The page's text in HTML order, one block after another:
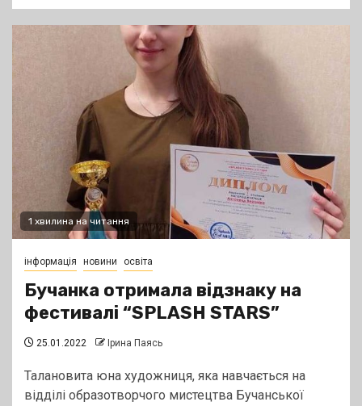
1 хвилина на читання
інформація новини освіта
Бучанка отримала відзнаку на
фестивалі “SPLASH STARS”
25.01.2022 Ірина Паясь
Талановита юна художниця, яка навчається на
відділі образотворчого мистецтва Бучанської